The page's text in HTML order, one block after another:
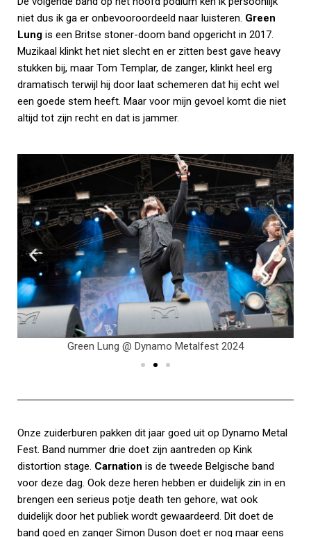
niet dus ik ga er onbevooroordeeld naar luisteren. Green
Lung is een Britse stoner-doom band opgericht in 2017.
Muzikaal klinkt het niet slecht en er zitten best gave heavy
stukken bij, maar Tom Templar, de zanger, klinkt heel erg
dramatisch terwijl hij door laat schemeren dat hij echt wel
een goede stem heeft. Maar voor mijn gevoel komt die niet
altijd tot zijn recht en dat is jammer.
Green Lung @ Dynamo Metalfest 2024
Onze zuiderburen pakken dit jaar goed uit op Dynamo Metal
Fest. Band nummer drie doet zijn aantreden op Kink
distortion stage. Carnation is de tweede Belgische band
voor deze dag. Ook deze heren hebben er duidelijk zin in en
brengen een serieus potje death ten gehore, wat ook
duidelijk door het publiek wordt gewaardeerd. Dit doet de
band goed en zanger Simon Duson doet er nog maar eens